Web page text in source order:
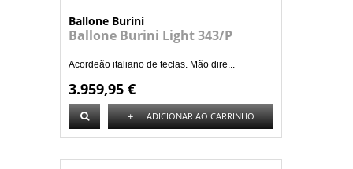
Ballone Burini
Ballone Burini Light 343/P
Acordeão italiano de teclas. Mão dire...
3.959,95 €
+ ADICIONAR AO CARRINHO